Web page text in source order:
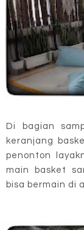
Di bagian
keranjang
penonton
main basket
bisa bermain di